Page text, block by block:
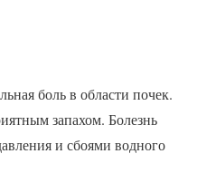
боль в области почек.
запахом. Болезнь
и сбоями водного